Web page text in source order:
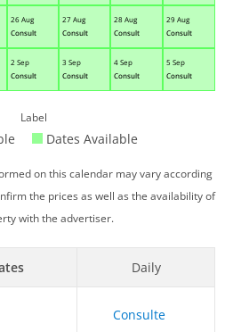
26 Aug
Consult
27 Aug
Consult
28 Aug
Consult
29 Aug
Consult
2 Sep
Consult
3 Sep
Consult
4 Sep
Consult
5 Sep
Consult
Label
Dates Available
on this calendar may vary according
the prices as well as the availability of
with the advertiser.
Daily
Consulte